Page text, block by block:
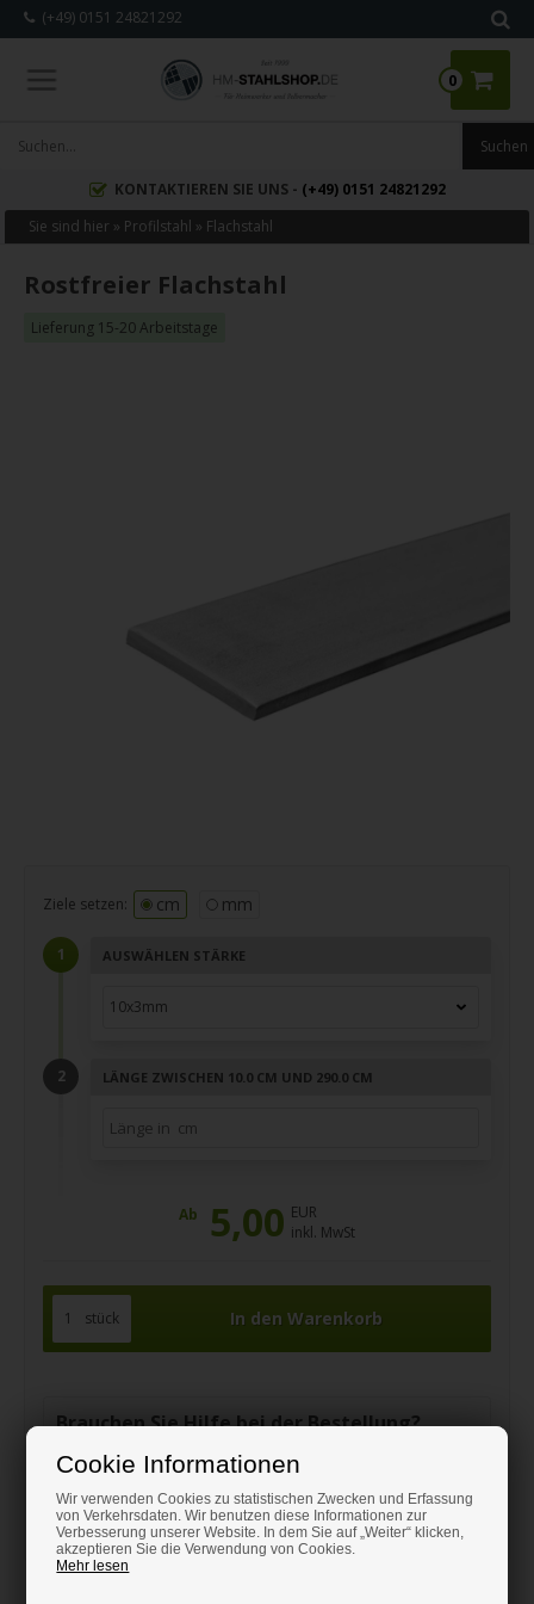
Cookie Informationen
Wir verwenden Cookies zu statistischen Zwecken und Erfassung
von Verkehrsdaten. Wir benutzen diese Informationen zur
Verbesserung unserer Website. In dem Sie auf „Weiter“ klicken,
akzeptieren Sie die Verwendung von Cookies.
Mehr lesen
(+49) 0151 24821292
0
KONTAKTIEREN SIE UNS - (+49) 0151 24821292
Sie sind hier » Profilstahl » Flachstahl
Rostfreier Flachstahl
Lieferung 15-20 Arbeitstage
Ziele setzen: cm mm
AUSWÄHLEN STÄRKE
LÄNGE ZWISCHEN 10.0 CM UND 290.0 CM
Ab 5,00 EUR
inkl. MwSt
stück
Brauchen Sie Hilfe bei der Bestellung?
Kontaktieren Sie uns, wir beraten Sie gerne unter:
kundenservice@hm-stahlshop.de